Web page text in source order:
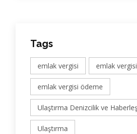
Tags
emlak vergisi emlak
emlak vergisi ödeme
Ulaştırma Denizcilik ve
Ulaştırma